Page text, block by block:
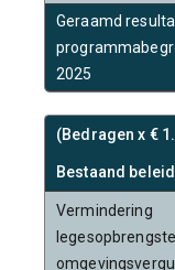
Geraamd
2025
(Bedragen x €
Bestaand beleid
Vermindering